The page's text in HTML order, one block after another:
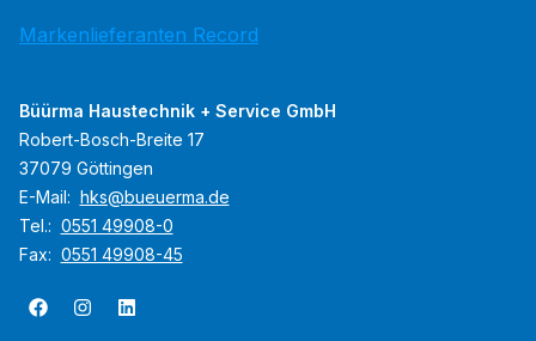
Markenlieferanten Record
Büürma Haustechnik + Service GmbH
Robert-Bosch-Breite 17
37079 Göttingen
E-Mail: hks@bueuerma.de
Tel.: 0551 49908-0
Fax: 0551 49908-45